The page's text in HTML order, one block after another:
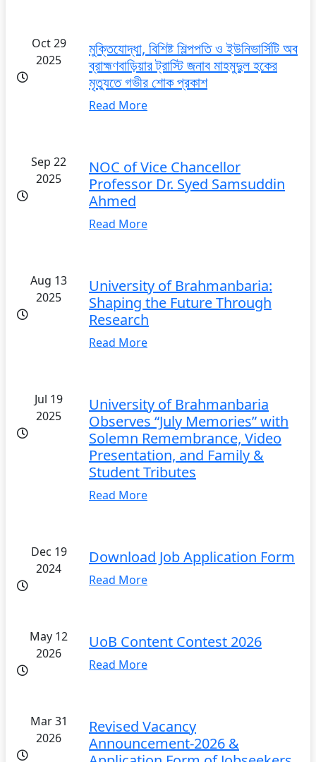
Oct 29
2025
মুক্তিযোদ্ধা, বিশিষ্ট শিল্পপতি ও ইউনিভার্সিটি অব
ব্রাহ্মণবাড়িয়ার ট্রাস্টি জনাব মাহমুদুল হকের
মৃত্যুতে গভীর শোক প্রকাশ
Read More
Sep 22
2025
NOC of Vice Chancellor
Professor Dr. Syed Samsuddin
Ahmed
Read More
Aug 13
2025
University of Brahmanbaria:
Shaping the Future Through
Research
Read More
Jul 19
2025
University of Brahmanbaria
Observes “July Memories” with
Solemn Remembrance, Video
Presentation, and Family &
Student Tributes
Read More
Dec 19
2024
Download Job Application Form
Read More
May 12
2026
UoB Content Contest 2026
Read More
Mar 31
2026
Revised Vacancy
Announcement-2026 &